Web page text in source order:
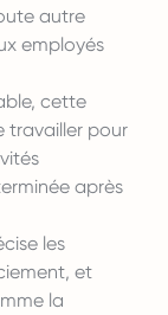
autre
employés
cette
travailler pour
après
les
et
la